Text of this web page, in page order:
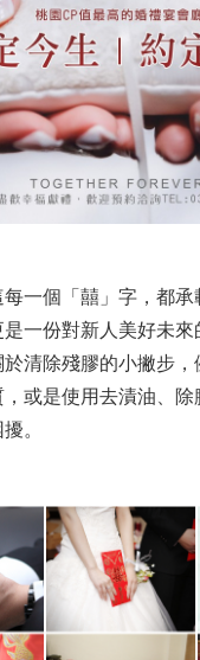
一個「囍」字，都承
一份對新人美好未來
清除殘膠的小撇步
或是使用去漬油、除
。